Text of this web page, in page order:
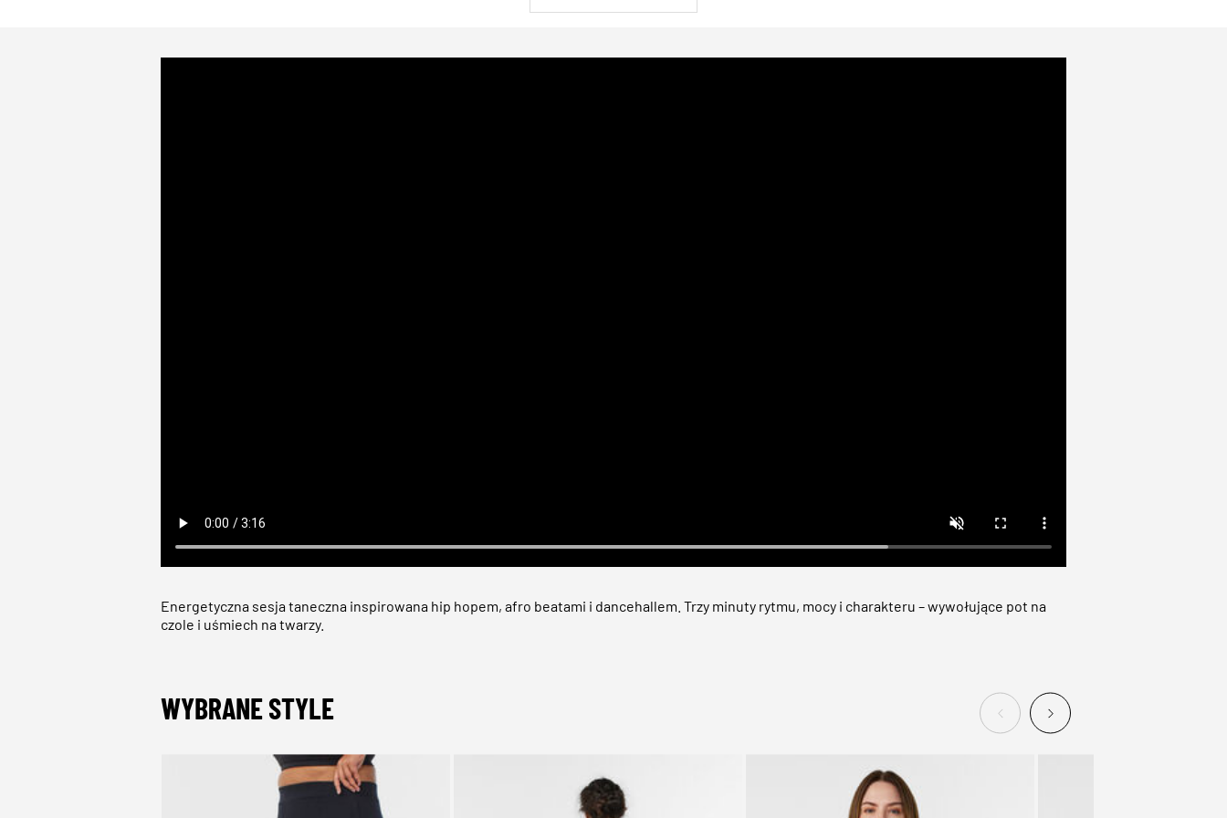
Energetyczna sesja taneczna inspirowana hip hopem, afro beatami i dancehallem. Trzy minuty rytmu, mocy i charakteru – wywołujące pot na
czole i uśmiech na twarzy.
WYBRANE STYLE